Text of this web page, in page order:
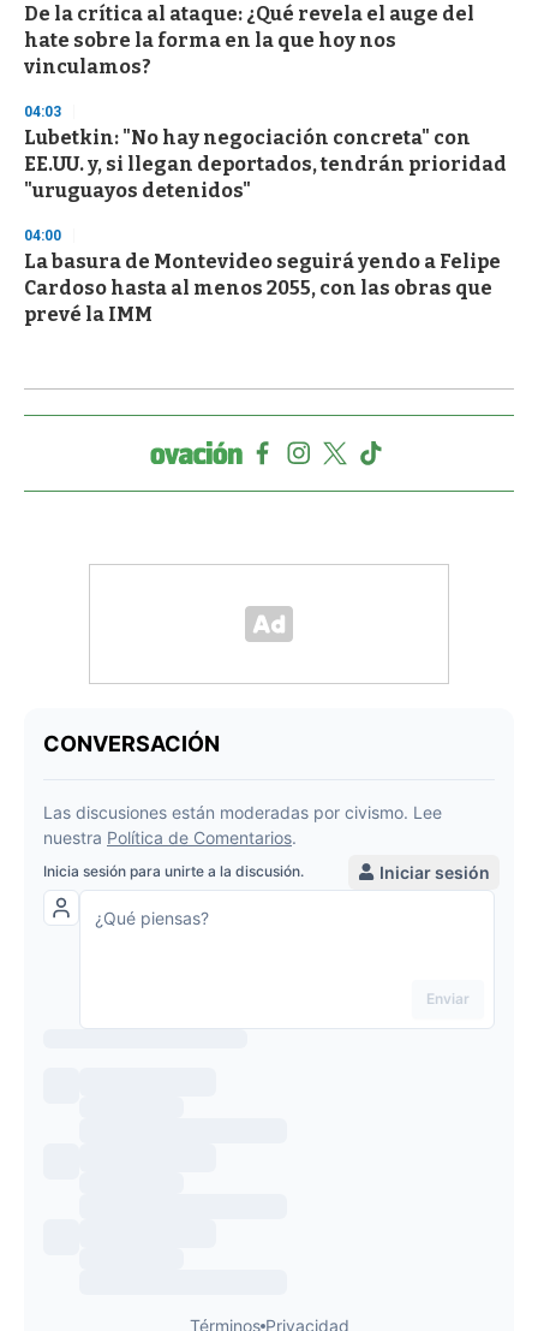
De la crítica al ataque: ¿Qué revela el auge del
hate sobre la forma en la que hoy nos
vinculamos?
04:03
Lubetkin: "No hay negociación concreta" con
EE.UU. y, si llegan deportados, tendrán prioridad
"uruguayos detenidos"
04:00
La basura de Montevideo seguirá yendo a Felipe
Cardoso hasta al menos 2055, con las obras que
prevé la IMM